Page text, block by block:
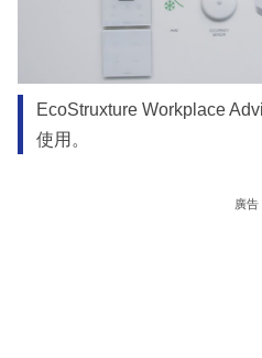
EcoStruxture Workplace
使用。
廣告